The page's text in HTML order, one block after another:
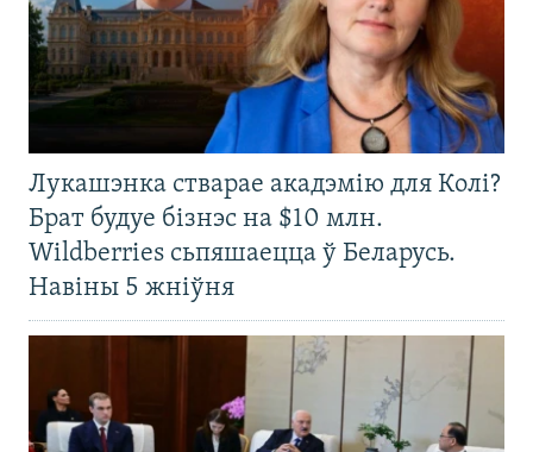
Лукашэнка стварае акадэмію для Колі?
Брат будуе бізнэс на $10 млн.
Wildberries сьпяшаецца ў Беларусь.
Навіны 5 жніўня